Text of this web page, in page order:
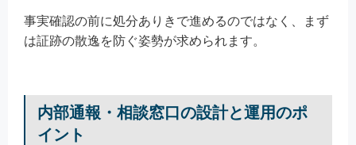
事実確認の前に処分ありきで進めるのではなく、まず
は証跡の散逸を防ぐ姿勢が求められます。
内部通報・相談窓口の設計と運用のポ
イント